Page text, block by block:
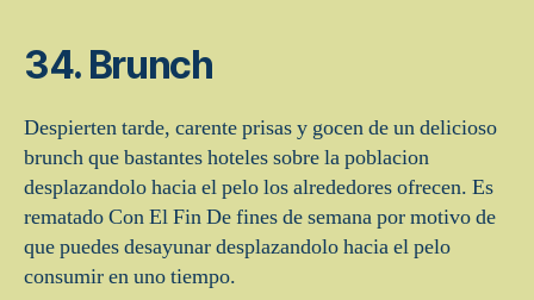
34. Brunch
Despierten tarde, carente prisas y gocen de un delicioso
brunch que bastantes hoteles sobre la poblacion
desplazandolo hacia el pelo los alrededores ofrecen. Es
rematado Con El Fin De fines de semana por motivo de
que puedes desayunar desplazandolo hacia el pelo
consumir en uno tiempo.